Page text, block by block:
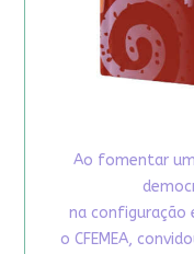
Ao fomentar
na configuração
o CFEMEA,